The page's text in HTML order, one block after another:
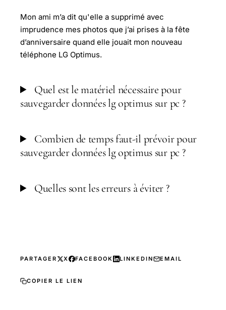
Mon ami m’a dit qu'elle a supprimé avec
imprudence mes photos que j’ai prises à la fête
d’anniversaire quand elle jouait mon nouveau
téléphone LG Optimus.
Quel est le matériel nécessaire pour
sauvegarder données lg optimus sur pc ?
Combien de temps faut-il prévoir pour
sauvegarder données lg optimus sur pc ?
Quelles sont les erreurs à éviter ?
PARTAGER X FACEBOOK LINKEDIN EMAIL
COPIER LE LIEN